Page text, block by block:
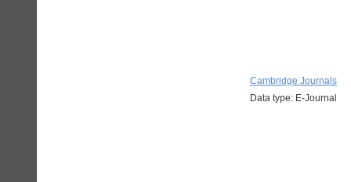
Cambridge Journals
Data type: E-Journal